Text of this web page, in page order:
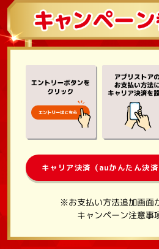
キャリア決済（auかんたん決
※お支払い方法追加画面
キャンペーン注意事